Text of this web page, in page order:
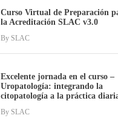
Curso Virtual de Preparación
la Acreditación SLAC v3.0
By SLAC
Excelente jornada en el curso –
Uropatología: integrando la
citopatología a la práctica
By SLAC